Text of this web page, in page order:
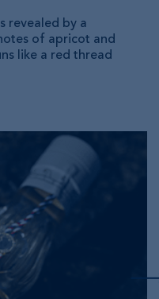
revealed by a
of apricot and
like a red thread